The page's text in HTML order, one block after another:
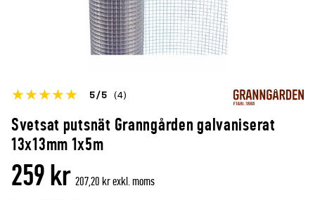
Svetsat putsnät Granngården galvaniserat
13x13mm 1x5m
Betyget
denna
produkt
5 5 (4)
Öppna
recensioner
259 kr 207,20 kr exkl. moms